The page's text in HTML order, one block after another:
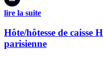
lire la suite
Hôte/hôtesse de caisse
parisienne